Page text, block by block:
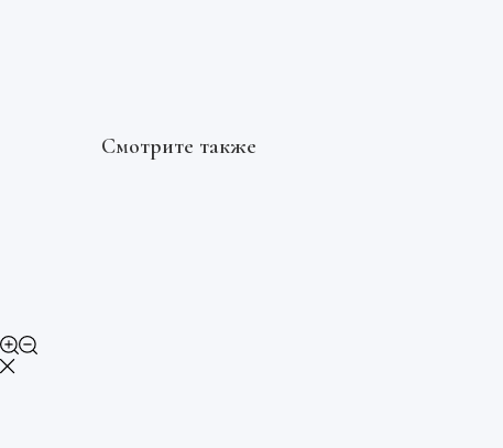
Смотрите также